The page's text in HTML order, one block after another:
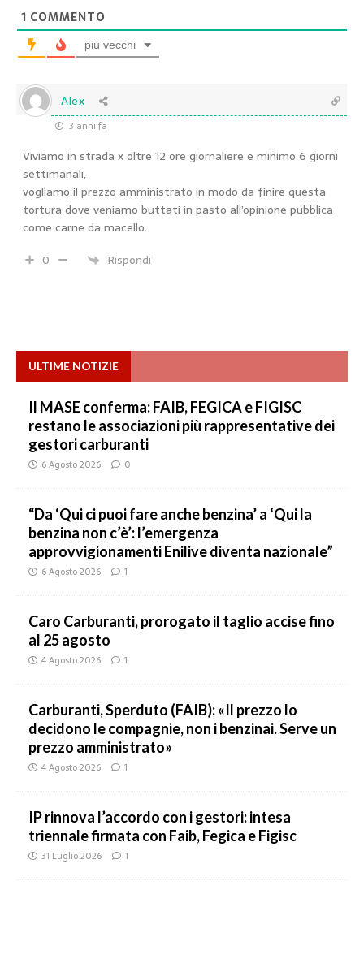
1 COMMENTO
più vecchi
Alex
3 anni fa
Viviamo in strada x oltre 12 ore giornaliere e minimo 6 giorni
settimanali,
vogliamo il prezzo amministrato in modo da finire questa
tortura dove veniamo buttati in pasto all’opinione pubblica
come carne da macello.
0
Rispondi
ULTIME NOTIZIE
Il MASE conferma: FAIB, FEGICA e FIGISC
restano le associazioni più rappresentative dei
gestori carburanti
6 Agosto 2026 0
“Da ‘Qui ci puoi fare anche benzina’ a ‘Qui la
benzina non c’è’: l’emergenza
approvvigionamenti Enilive diventa nazionale”
6 Agosto 2026 1
Caro Carburanti, prorogato il taglio accise fino
al 25 agosto
4 Agosto 2026 1
Carburanti, Sperduto (FAIB): «Il prezzo lo
decidono le compagnie, non i benzinai. Serve un
prezzo amministrato»
4 Agosto 2026 1
IP rinnova l’accordo con i gestori: intesa
triennale firmata con Faib, Fegica e Figisc
31 Luglio 2026 1